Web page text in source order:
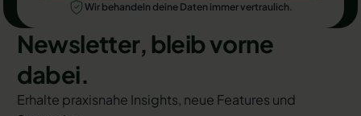
Wir behandeln deine Daten immer vertraulich.
Newsletter, bleib vorne
dabei.
Erhalte praxisnahe Insights, neue Features und